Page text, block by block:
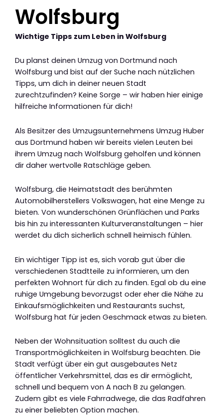
Wolfsburg
Wichtige Tipps zum Leben in Wolfsburg
Du planst deinen Umzug von Dortmund nach
Wolfsburg und bist auf der Suche nach nützlichen
Tipps, um dich in deiner neuen Stadt
zurechtzufinden? Keine Sorge – wir haben hier einige
hilfreiche Informationen für dich!
Als Besitzer des Umzugsunternehmens Umzug Huber
aus Dortmund haben wir bereits vielen Leuten bei
ihrem Umzug nach Wolfsburg geholfen und können
dir daher wertvolle Ratschläge geben.
Wolfsburg, die Heimatstadt des berühmten
Automobilherstellers Volkswagen, hat eine Menge zu
bieten. Von wunderschönen Grünflächen und Parks
bis hin zu interessanten Kulturveranstaltungen – hier
werdet du dich sicherlich schnell heimisch fühlen.
Ein wichtiger Tipp ist es, sich vorab gut über die
verschiedenen Stadtteile zu informieren, um den
perfekten Wohnort für dich zu finden. Egal ob du eine
ruhige Umgebung bevorzugst oder eher die Nähe zu
Einkaufsmöglichkeiten und Restaurants suchst,
Wolfsburg hat für jeden Geschmack etwas zu bieten.
Neben der Wohnsituation solltest du auch die
Transportmöglichkeiten in Wolfsburg beachten. Die
Stadt verfügt über ein gut ausgebautes Netz
öffentlicher Verkehrsmittel, das es dir ermöglicht,
schnell und bequem von A nach B zu gelangen.
Zudem gibt es viele Fahrradwege, die das Radfahren
zu einer beliebten Option machen.